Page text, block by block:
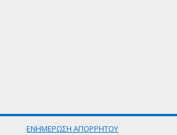
ΕΝΗΜΕΡΩΣΗ ΑΠΟΡΡΗΤΟΥ